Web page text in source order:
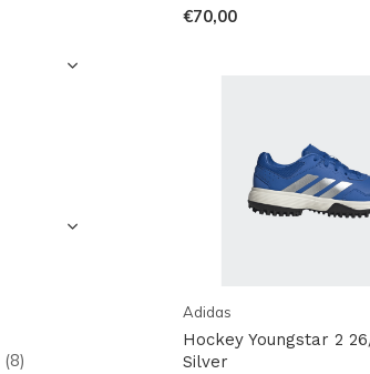
€70,00
Adidas
Hockey Youngstar 2
Silver
(8)